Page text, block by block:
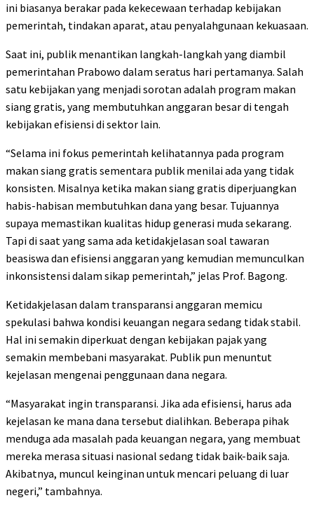
ini biasanya berakar pada kekecewaan terhadap kebijakan
pemerintah, tindakan aparat, atau penyalahgunaan kekuasaan.
Saat ini, publik menantikan langkah-langkah yang diambil
pemerintahan Prabowo dalam seratus hari pertamanya. Salah
satu kebijakan yang menjadi sorotan adalah program makan
siang gratis, yang membutuhkan anggaran besar di tengah
kebijakan efisiensi di sektor lain.
“Selama ini fokus pemerintah kelihatannya pada program
makan siang gratis sementara publik menilai ada yang tidak
konsisten. Misalnya ketika makan siang gratis diperjuangkan
habis-habisan membutuhkan dana yang besar. Tujuannya
supaya memastikan kualitas hidup generasi muda sekarang.
Tapi di saat yang sama ada ketidakjelasan soal tawaran
beasiswa dan efisiensi anggaran yang kemudian memunculkan
inkonsistensi dalam sikap pemerintah,” jelas Prof. Bagong.
Ketidakjelasan dalam transparansi anggaran memicu
spekulasi bahwa kondisi keuangan negara sedang tidak stabil.
Hal ini semakin diperkuat dengan kebijakan pajak yang
semakin membebani masyarakat. Publik pun menuntut
kejelasan mengenai penggunaan dana negara.
“Masyarakat ingin transparansi. Jika ada efisiensi, harus ada
kejelasan ke mana dana tersebut dialihkan. Beberapa pihak
menduga ada masalah pada keuangan negara, yang membuat
mereka merasa situasi nasional sedang tidak baik-baik saja.
Akibatnya, muncul keinginan untuk mencari peluang di luar
negeri,” tambahnya.